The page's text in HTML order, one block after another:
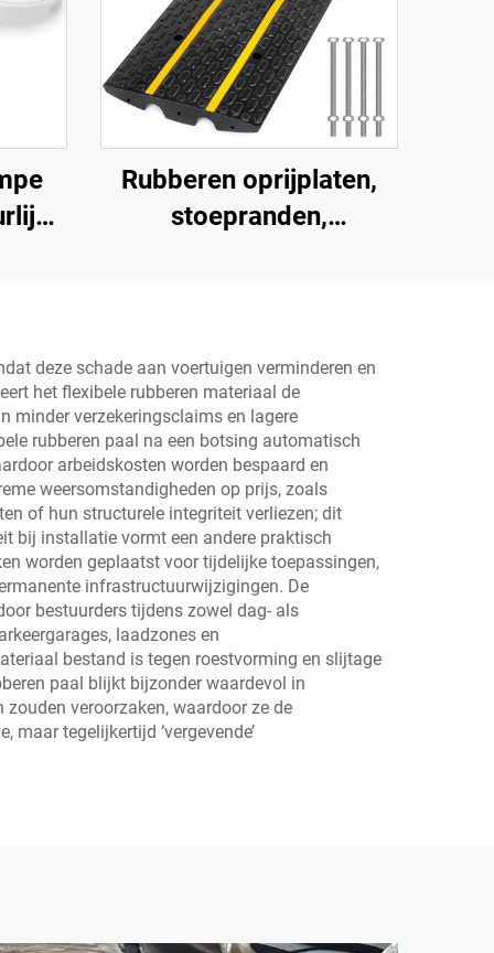
Rubberen oprijplaten,
stoepranden,
rolstoelen
deze schade aan voertuigen verminderen en
het flexibele rubberen materiaal de
minder verzekeringsclaims en lagere
rubberen paal na een botsing automatisch
arbeidskosten worden bespaard en
weersomstandigheden op prijs, zoals
of hun structurele integriteit verliezen; dit
bij installatie vormt een andere praktisch
worden geplaatst voor tijdelijke toepassingen,
infrastructuurwijzigingen. De
bestuurders tijdens zowel dag- als
laadzones en
bestand is tegen roestvorming en slijtage
paal blijkt bijzonder waardevol in
veroorzaken, waardoor ze de
tegelijkertijd ‘vergevende’